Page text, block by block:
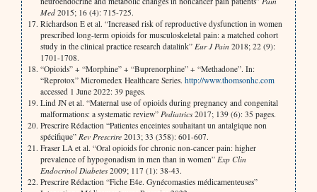
Med 2015; 16 (4): 715-725.
Richardson E et al. “Increased risk of reproductive dysfunction in women
prescribed long-term opioids for musculoskeletal pain: a matched cohort
study in the clinical practice research datalink” Eur J Pain 2018; 22 (9):
1701-1708.
“Opioids” + “Morphine” + “Buprenorphine” + “Methadone”. In:
“Reprotox” Micromedex Healthcare Series. http://www.thomsonhc.com
accessed 1 June 2022: 39 pages.
Lind JN et al. “Maternal use of opioids during pregnancy and congenital
malformations: a systematic review” Pediatrics2017; 139 (6): 35 pages.
Prescrire Rédaction “Patientes enceintes souhaitant un antalgique non
spécifique” Rev Prescrire 2013; 33 (358): 601-607.
Fraser LA et al. “Oral opioids for chronic non-cancer pain: higher
prevalence of hypogonadism in men than in women” Exp Clin
Endocrinol Diabetes2009; 117 (1): 38-43.
Prescrire Rédaction “Fiche E4e. Gynécomasties médicamenteuses”